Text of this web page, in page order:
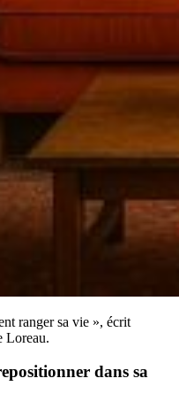
ranger sa vie », écrit
Loreau.
dans sa